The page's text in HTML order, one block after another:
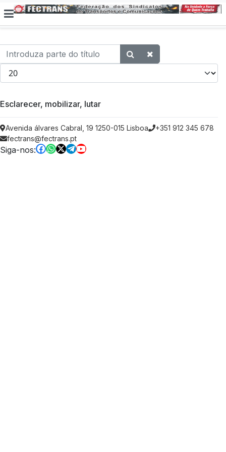
Introduza parte do título
Qtd. a exibir
Esclarecer, mobilizar, lutar
Avenida álvares Cabral, 19 1250-015 Lisboa
+351 912 345 678
fectrans@fectrans.pt
Siga-nos: